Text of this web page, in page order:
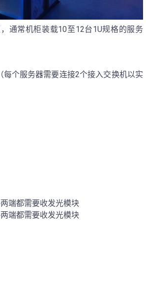
通常机柜装载10至12台1U规格的服务
个服务器需要连接2个接入交换机以实
端都需要收发光模块
端都需要收发光模块